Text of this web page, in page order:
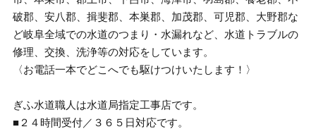
破郡、安八郡、揖斐郡、本巣郡、加茂郡、可児郡、大野郡な
ど岐阜全域での水道のつまり・水漏れなど、水道トラブルの
修理、交換、洗浄等の対応をしています。
〈お電話一本でどこへでも駆けつけいたします！〉
ぎふ水道職人は水道局指定工事店です。
■２４時間受付／３６５日対応です。